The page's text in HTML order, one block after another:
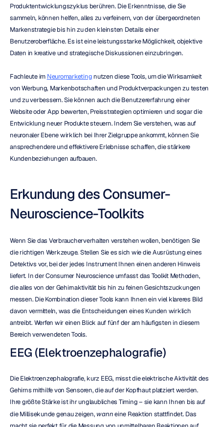
Produktentwicklungszyklus berühren. Die Erkenntnisse, die Sie
sammeln, können helfen, alles zu verfeinern, von der übergeordneten
Markenstrategie bis hin zu den kleinsten Details einer
Benutzeroberfläche. Es ist eine leistungsstarke Möglichkeit, objektive
Daten in kreative und strategische Diskussionen einzubringen.
Fachleute im Neuromarketing nutzen diese Tools, um die Wirksamkeit
von Werbung, Markenbotschaften und Produktverpackungen zu testen
und zu verbessern. Sie können auch die Benutzererfahrung einer
Website oder App bewerten, Preisstrategien optimieren und sogar die
Entwicklung neuer Produkte steuern. Indem Sie verstehen, was auf
neuronaler Ebene wirklich bei Ihrer Zielgruppe ankommt, können Sie
ansprechendere und effektivere Erlebnisse schaffen, die stärkere
Kundenbeziehungen aufbauen.
Erkundung des Consumer-
Neuroscience-Toolkits
Wenn Sie das Verbraucherverhalten verstehen wollen, benötigen Sie
die richtigen Werkzeuge. Stellen Sie es sich wie die Ausrüstung eines
Detektivs vor, bei der jedes Instrument Ihnen einen anderen Hinweis
liefert. In der Consumer Neuroscience umfasst das Toolkit Methoden,
die alles von der Gehirnaktivität bis hin zu feinen Gesichtszuckungen
messen. Die Kombination dieser Tools kann Ihnen ein viel klareres Bild
davon vermitteln, was die Entscheidungen eines Kunden wirklich
antreibt. Werfen wir einen Blick auf fünf der am häufigsten in diesem
Bereich verwendeten Tools.
EEG (Elektroenzephalografie)
Die Elektroenzephalografie, kurz EEG, misst die elektrische Aktivität des
Gehirns mithilfe von Sensoren, die auf der Kopfhaut platziert werden.
Ihre größte Stärke ist ihr unglaubliches Timing – sie kann Ihnen bis auf
die Millisekunde genau zeigen, wann eine Reaktion stattfindet. Das